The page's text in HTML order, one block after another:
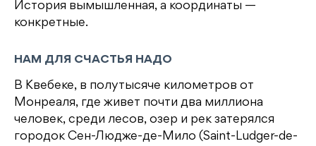
История вымышленная, а координаты —
конкретные.
НАМ ДЛЯ СЧАСТЬЯ НАДО
В Квебеке, в полутысяче километров от
Монреаля, где живет почти два миллиона
человек, среди лесов, озер и рек затерялся
городок Сен-Людже-де-Мило (Saint-Ludger-de-